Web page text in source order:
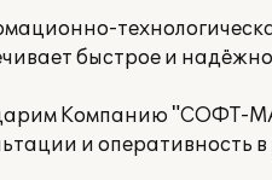
быстрое и
Компанию "СОФТ-
и оперативность